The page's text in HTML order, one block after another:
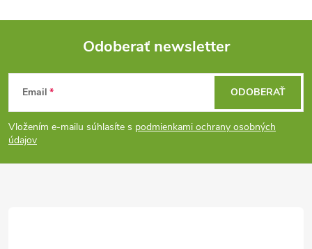
Z
á
p
Odoberať newsletter
Email
Vložením e-mailu súhlasíte s podmienkami ochrany osobných
údajov
ODOBERAŤ